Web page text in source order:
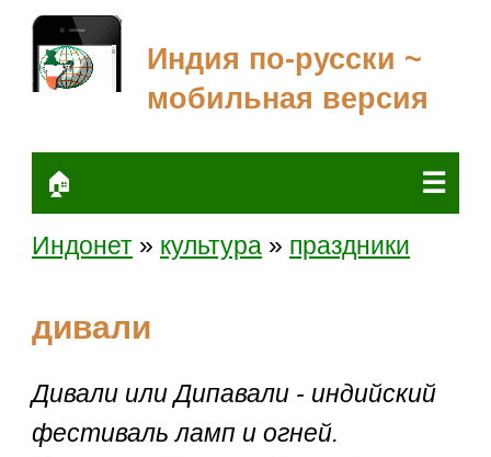
Индия по-русски ~
мобильная версия
🏠 ☰
Индонет » культура » праздники
дивали
Дивали или Дипавали - индийский
фестиваль ламп и огней.